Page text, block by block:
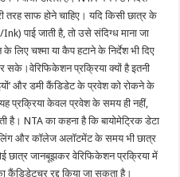
तरह साफ होने चाहिए। यदि किसी छात्र के
पाई जाती है, तो उसे संदिग्ध माना जा
चश्मा या कैप हटाने के निर्देश भी दिए
सके।वेरिफिकेशन प्रक्रिया क्यों है इतनी
और डमी कैंडिडेट के प्रवेश को रोकने के
प्रक्रिया केवल प्रवेश के समय ही नहीं,
है। NTA का कहना है कि बायोमेट्रिक डेटा
और कॉलेज अलॉटमेंट के समय भी छात्र
छात्र जानबूझकर वेरिफिकेशन प्रक्रिया में
कैंडिडेटचर रद्द किया जा सकता है।